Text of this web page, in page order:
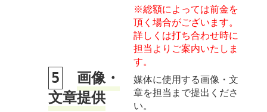
※総額によっては前金を
頂く場合がございます。
詳しくは打ち合わせ時に
担当よりご案内いたしま
す。
5
画像・
文章提供
媒体に使用する画像・文
章を担当まで提出くださ
い。